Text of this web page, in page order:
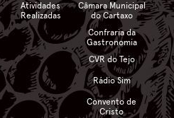
Atividades
Realizadas
Câmara Municipal
do Cartaxo
Confraria da
Gastronomia
CVR do Tejo
Rádio Sim
Convento de
Cristo